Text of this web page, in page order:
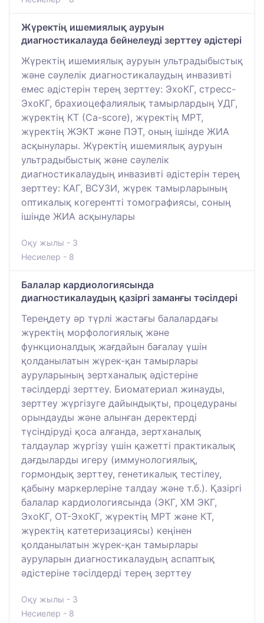
Жүректің ишемиялық ауруын
диагностикалауда бейнелеуді зерттеу әдістері
Жүректің ишемиялық ауруын ультрадыбыстық
және сәулелік диагностикалаудың инвазивті
емес әдістерін терең зерттеу: ЭхоКГ, стресс-
ЭхоКГ, брахиоцефалиялық тамырлардың УДГ,
жүректің КТ (Ca-score), жүректің МРТ,
жүректің ЖЭКТ және ПЭТ, оның ішінде ЖИА
асқынулары. Жүректің ишемиялық ауруын
ультрадыбыстық және сәулелік
диагностикалаудың инвазивті әдістерін терең
зерттеу: КАГ, ВСУЗИ, жүрек тамырларының
оптикалық когерентті томографиясы, соның
ішінде ЖИА асқынулары
Оқу жылы - 3
Несиелер - 8
Балалар кардиологиясында
диагностикалаудың қазіргі заманғы тәсілдері
Тереңдету әр түрлі жастағы балалардағы
жүректің морфологиялық және
функционалдық жағдайын бағалау үшін
қолданылатын жүрек-қан тамырлары
ауруларының зертханалық әдістеріне
тәсілдерді зерттеу. Биоматериал жинауды,
зерттеу жүргізуге дайындықты, процедураны
орындауды және алынған деректерді
түсіндіруді қоса алғанда, зертханалық
талдаулар жүргізу үшін қажетті практикалық
дағдыларды игеру (иммунологиялық,
гормондық зерттеу, генетикалық тестілеу,
қабыну маркерлеріне талдау және т.б.). Қазіргі
балалар кардиологиясында (ЭКГ, ХМ ЭКГ,
ЭхоКГ, ОТ-ЭхоКГ, жүректің МРТ және КТ,
жүректің катетеризациясы) кеңінен
қолданылатын жүрек-қан тамырлары
ауруларын диагностикалаудың аспаптық
әдістеріне тәсілдерді терең зерттеу
Оқу жылы - 3
Несиелер - 8